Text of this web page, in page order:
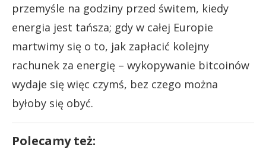
przemyśle na godziny przed świtem, kiedy
energia jest tańsza; gdy w całej Europie
martwimy się o to, jak zapłacić kolejny
rachunek za energię – wykopywanie bitcoinów
wydaje się więc czymś, bez czego można
byłoby się obyć.
Polecamy też: